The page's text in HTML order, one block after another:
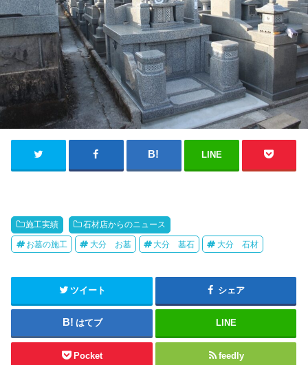
LINE
施工実績 石材店からのニュース
お墓の施工 大分 お墓 大分 墓石 大分 石材
ツイート シェア
はてブ LINE
Pocket feedly